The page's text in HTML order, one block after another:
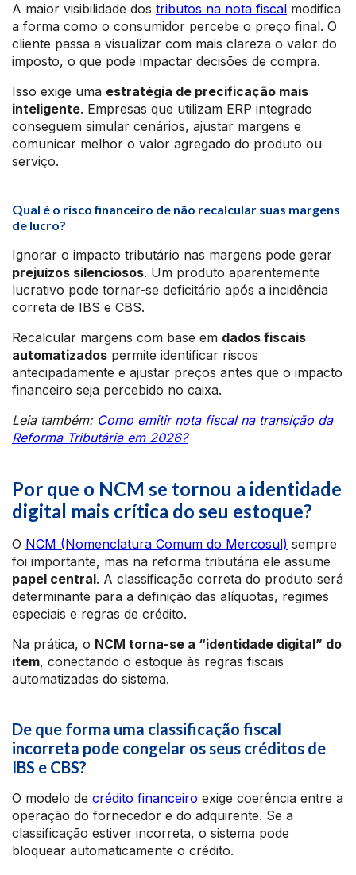
A maior visibilidade dos tributos na nota fiscal modifica
a forma como o consumidor percebe o preço final. O
cliente passa a visualizar com mais clareza o valor do
imposto, o que pode impactar decisões de compra.
Isso exige uma estratégia de precificação mais
inteligente. Empresas que utilizam ERP integrado
conseguem simular cenários, ajustar margens e
comunicar melhor o valor agregado do produto ou
serviço.
Qual é o risco financeiro de não recalcular suas margens
de lucro?
Ignorar o impacto tributário nas margens pode gerar
prejuízos silenciosos. Um produto aparentemente
lucrativo pode tornar-se deficitário após a incidência
correta de IBS e CBS.
Recalcular margens com base em dados fiscais
automatizados permite identificar riscos
antecipadamente e ajustar preços antes que o impacto
financeiro seja percebido no caixa.
Leia também: Como emitir nota fiscal na transição da
Reforma Tributária em 2026?
Por que o NCM se tornou a identidade
digital mais crítica do seu estoque?
O NCM (Nomenclatura Comum do Mercosul) sempre
foi importante, mas na reforma tributária ele assume
papel central. A classificação correta do produto será
determinante para a definição das alíquotas, regimes
especiais e regras de crédito.
Na prática, o NCM torna-se a “identidade digital” do
item, conectando o estoque às regras fiscais
automatizadas do sistema.
De que forma uma classificação fiscal
incorreta pode congelar os seus créditos de
IBS e CBS?
O modelo de crédito financeiro exige coerência entre a
operação do fornecedor e do adquirente. Se a
classificação estiver incorreta, o sistema pode
bloquear automaticamente o crédito.